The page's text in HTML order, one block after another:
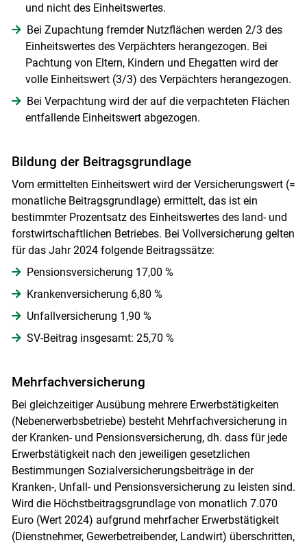
Skip to main content
und nicht des Einheitswertes.
Bei Zupachtung fremder Nutzflächen werden 2/3 des
Einheitswertes des Verpächters herangezogen. Bei
Pachtung von Eltern, Kindern und Ehegatten wird der
volle Einheitswert (3/3) des Verpächters herangezogen.
Bei Verpachtung wird der auf die verpachteten Flächen
entfallende Einheitswert abgezogen.
Bildung der Beitragsgrundlage
Vom ermittelten Einheitswert wird der Versicherungswert (=
monatliche Beitragsgrundlage) ermittelt, das ist ein
bestimmter Prozentsatz des Einheitswertes des land- und
forstwirtschaftlichen Betriebes. Bei Vollversicherung gelten
für das Jahr 2024 folgende Beitragssätze:
Pensionsversicherung 17,00 %
Krankenversicherung 6,80 %
Unfallversicherung 1,90 %
SV-Beitrag insgesamt: 25,70 %
Mehrfachversicherung
Bei gleichzeitiger Ausübung mehrere Erwerbstätigkeiten
(Nebenerwerbsbetriebe) besteht Mehrfachversicherung in
der Kranken- und Pensionsversicherung, dh. dass für jede
Erwerbstätigkeit nach den jeweiligen gesetzlichen
Bestimmungen Sozialversicherungsbeiträge in der
Kranken-, Unfall- und Pensionsversicherung zu leisten sind.
Wird die Höchstbeitragsgrundlage von monatlich 7.070
Euro (Wert 2024) aufgrund mehrfacher Erwerbstätigkeit
(Dienstnehmer, Gewerbetreibender, Landwirt) überschritten,